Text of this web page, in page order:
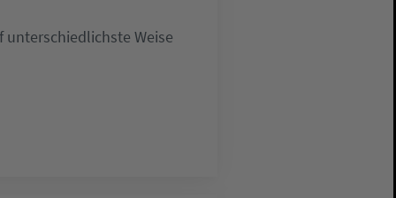
Weise